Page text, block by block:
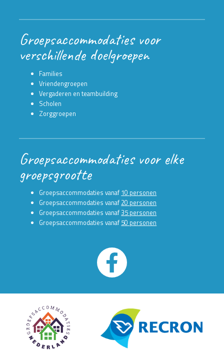
Groepsaccommodaties voor
verschillende doelgroepen
Families
Vriendengroepen
Vergaderen en teambuilding
Scholen
Zorggroepen
Groepsaccommodaties voor elke
groepsgrootte
Groepsaccommodaties vanaf 10 personen
Groepsaccommodaties vanaf 20 personen
Groepsaccommodaties vanaf35 personen
Groepsaccommodaties vanaf 50 personen